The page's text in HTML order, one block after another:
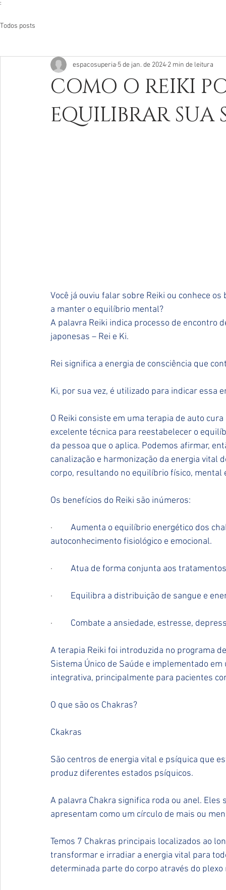
:
Todos posts
COMO O REIKI
EQUILIBRAR SUA
espacosuperia 5 de jan. de 2024 2 min de leitura
Você já ouviu falar sobre Reiki ou conhece
a manter o equilíbrio mental?
A palavra Reiki indica processo de encontro
japonesas – Rei e Ki.
Rei significa a energia de consciência que
Ki, por sua vez, é utilizado para indicar essa
O Reiki consiste em uma terapia de auto
excelente técnica para reestabelecer o
da pessoa que o aplica. Podemos afirmar,
canalização e harmonização da energia
corpo, resultando no equilíbrio físico, mental
Os benefícios do Reiki são inúmeros:
· Aumenta o equilíbrio energético dos
autoconhecimento fisiológico e emocional.
· Atua de forma conjunta aos
· Equilibra a distribuição de sangue e
· Combate a ansiedade, estresse,
A terapia Reiki foi introduzida no programa
Sistema Único de Saúde e implementado
integrativa, principalmente para pacientes
O que são os Chakras?
Ckakras
São centros de energia vital e psíquica que
produz diferentes estados psíquicos.
A palavra Chakra significa roda ou anel.
apresentam como um círculo de mais ou
Temos 7 Chakras principais localizados ao
transformar e irradiar a energia vital para
determinada parte do corpo através do